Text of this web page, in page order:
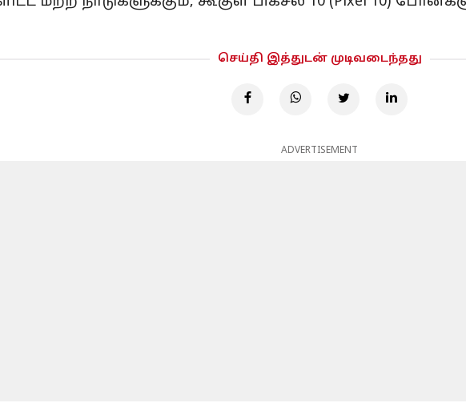
செய்தி இத்துடன் முடிவடைந்தது
ADVERTISEMENT